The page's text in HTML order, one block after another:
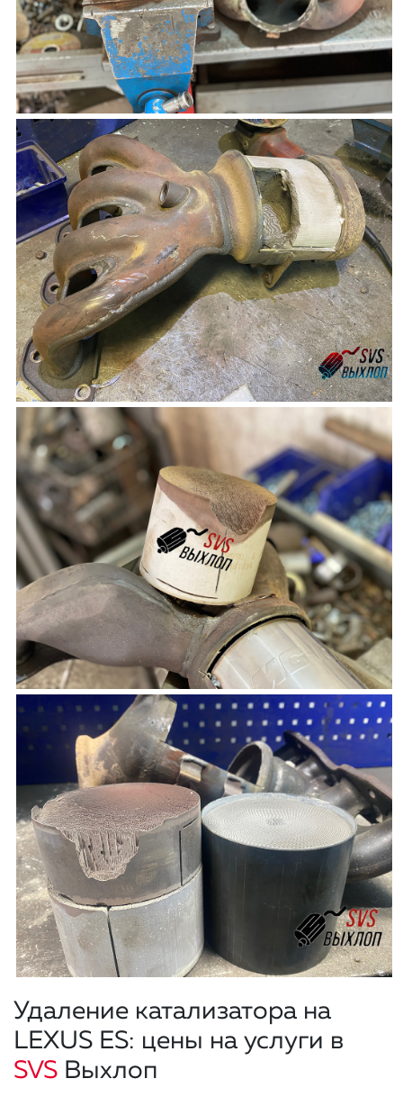
Удаление катализатора на
LEXUS ES: цены на услуги в
SVS Выхлоп